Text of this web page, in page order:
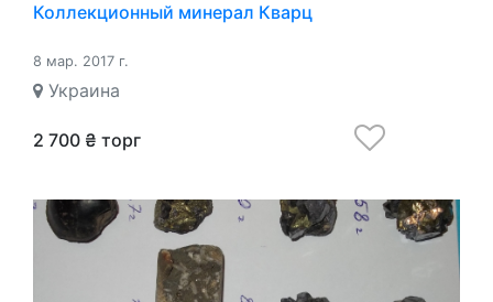
Коллекционный минерал Кварц
8 мар. 2017 г.
Украина
2 700 ₴ торг